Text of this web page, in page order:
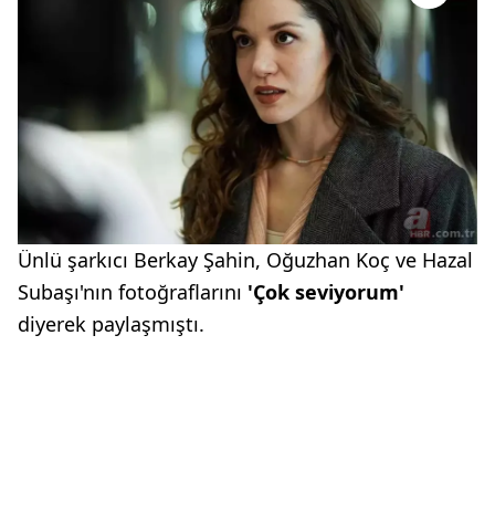
Ünlü şarkıcı Berkay Şahin, Oğuzhan Koç ve Hazal
Subaşı'nın fotoğraflarını 'Çok seviyorum'
diyerek paylaşmıştı.